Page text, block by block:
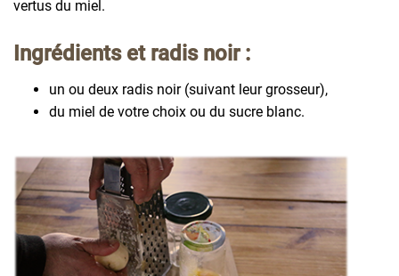
vertus du miel.
Ingrédients et radis noir :
un ou deux radis noir (suivant leur grosseur),
du miel de votre choix ou du sucre blanc.